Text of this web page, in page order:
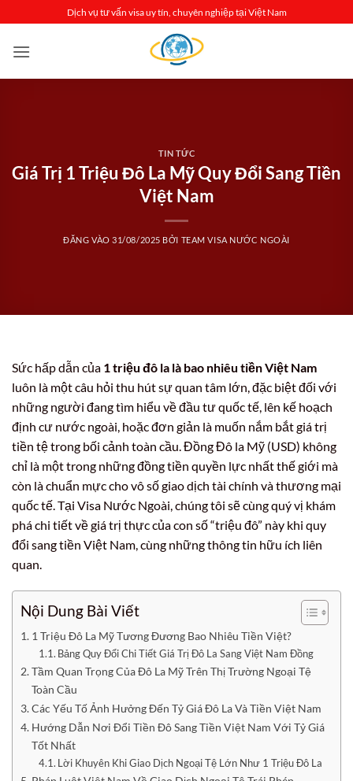
qua
nội
Dịch vụ tư vấn visa uy tín, chuyên nghiệp tại Việt Nam
TIN TỨC
Giá Trị 1 Triệu Đô La Mỹ Quy Đổi Sang Tiền
Việt Nam
ĐĂNG VÀO31/08/2025 BỞI TEAM VISA NƯỚC NGOÀI
Sức hấp dẫn của 1 triệu đô la là bao nhiêu tiền Việt Nam
luôn là một câu hỏi thu hút sự quan tâm lớn, đặc biệt đối với
những người đang tìm hiểu về đầu tư quốc tế, lên kế hoạch
định cư nước ngoài, hoặc đơn giản là muốn nắm bắt giá trị
tiền tệ trong bối cảnh toàn cầu. Đồng Đô la Mỹ (USD) không
chỉ là một trong những đồng tiền quyền lực nhất thế giới mà
còn là chuẩn mực cho vô số giao dịch tài chính và thương mại
quốc tế. Tại Visa Nước Ngoài, chúng tôi sẽ cùng quý vị khám
phá chi tiết về giá trị thực của con số “triệu đô” này khi quy
đổi sang tiền Việt Nam, cùng những thông tin hữu ích liên
quan.
Nội Dung Bài Viết
1 Triệu Đô La Mỹ Tương Đương Bao Nhiêu Tiền Việt?
Bảng Quy Đổi Chi Tiết Giá Trị Đô La Sang Việt Nam Đồng
Tầm Quan Trọng Của Đô La Mỹ Trên Thị Trường Ngoại Tệ
Toàn Cầu
Các Yếu Tố Ảnh Hưởng Đến Tỷ Giá Đô La Và Tiền Việt Nam
Hướng Dẫn Nơi Đổi Tiền Đô Sang Tiền Việt Nam Với Tỷ Giá
Tốt Nhất
Lời Khuyên Khi Giao Dịch Ngoại Tệ Lớn Như 1 Triệu Đô La